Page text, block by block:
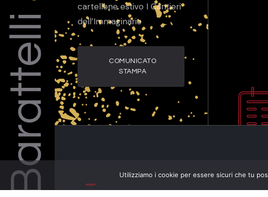
Barattelli
cartellone estivo I Cantieri
dell’Immaginario
COMUNICATO
STAMPA
Utilizziamo i cookie per essere sicuri che tu